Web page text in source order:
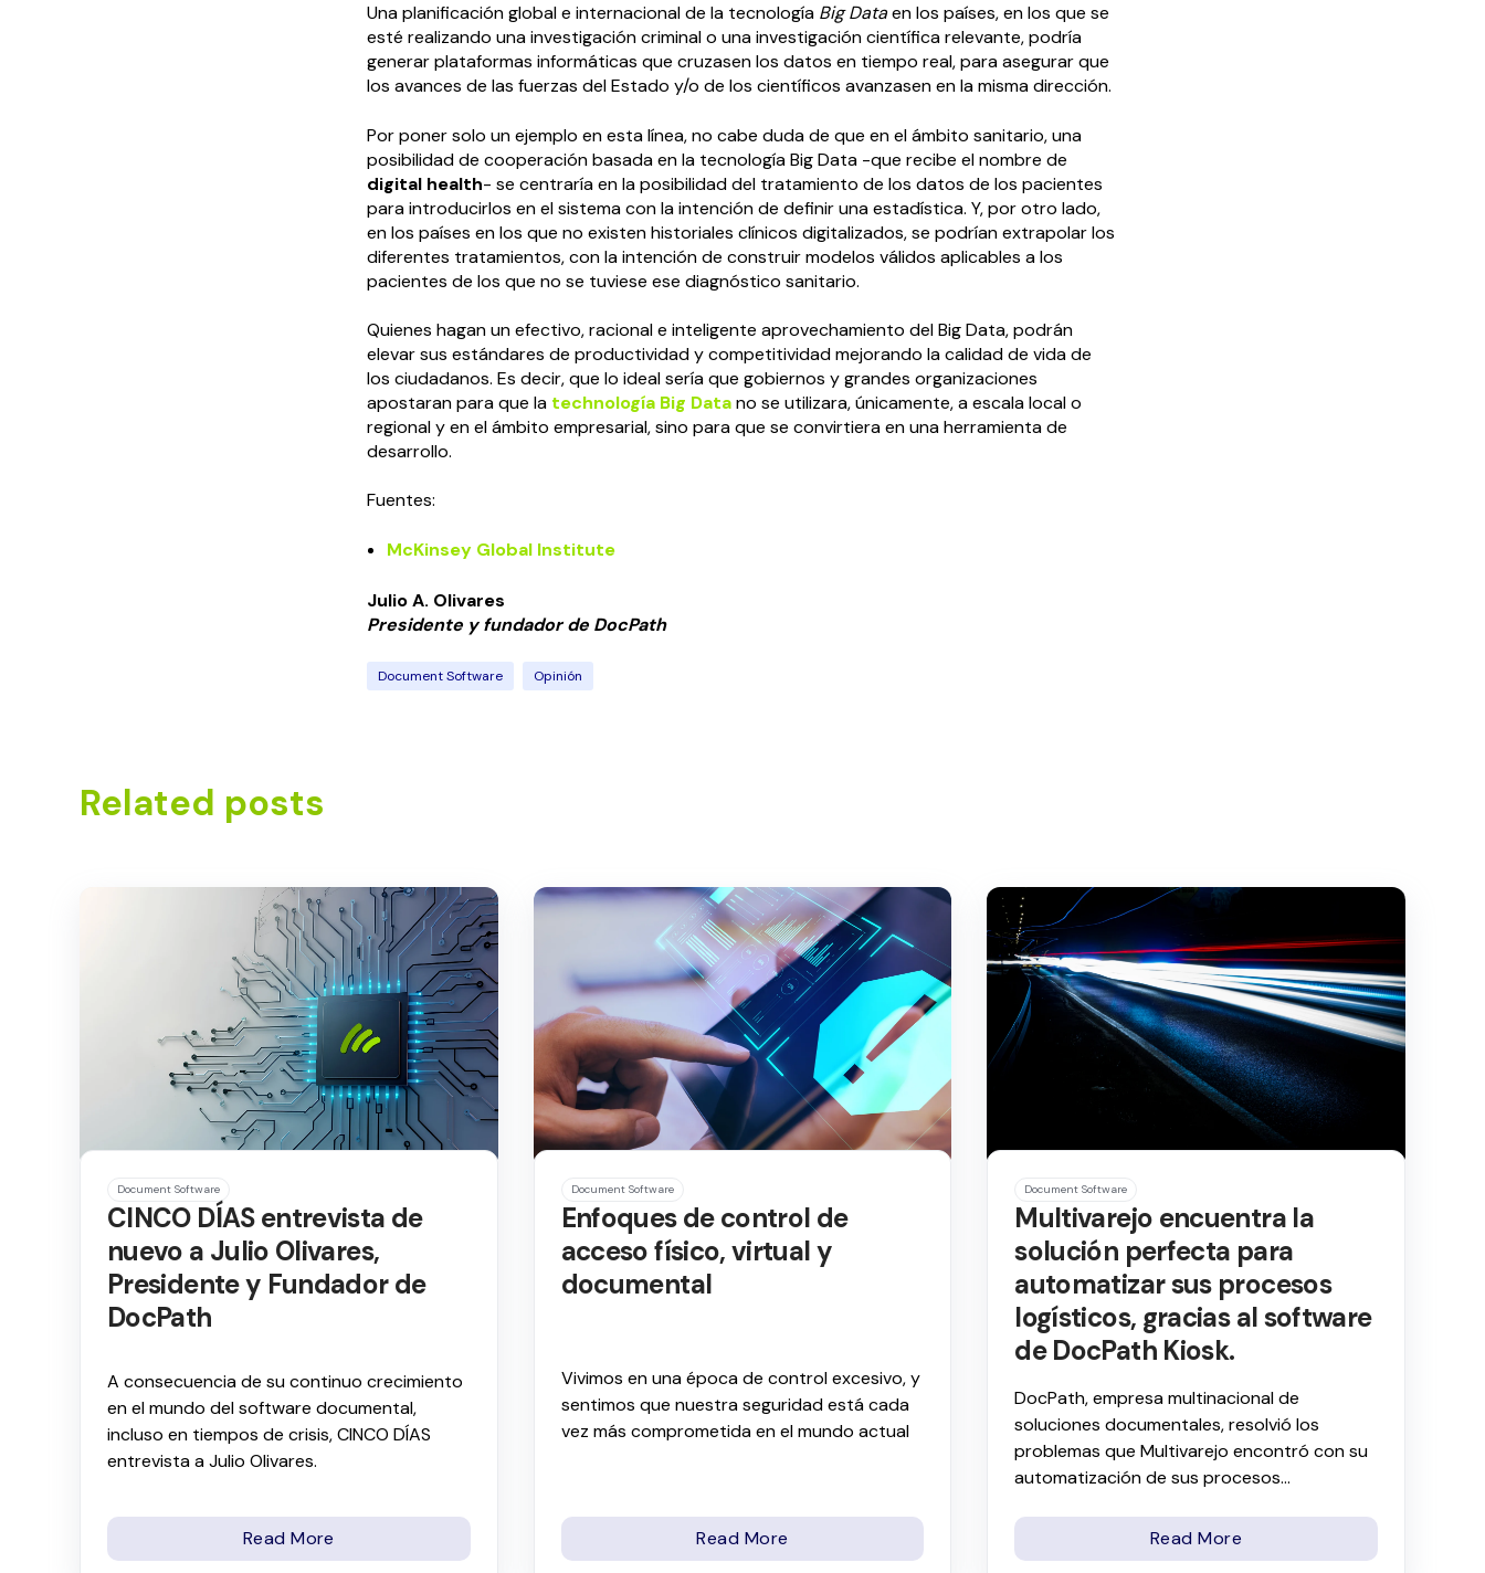
Una planificación global e internacional de la tecnología Big Dataen los países, en los que se
esté realizando una investigación criminal o una investigación científica relevante, podría
generar plataformas informáticas que cruzasen los datos en tiempo real, para asegurar que
los avances de las fuerzas del Estado y/o de los científicos avanzasen en la misma dirección.
Por poner solo un ejemplo en esta línea, no cabe duda de que en el ámbito sanitario, una
posibilidad de cooperación basada en la tecnología Big Data -que recibe el nombre de
digital health- se centraría en la posibilidad del tratamiento de los datos de los pacientes
para introducirlos en el sistema con la intención de definir una estadística. Y, por otro lado,
en los países en los que no existen historiales clínicos digitalizados, se podrían extrapolar los
diferentes tratamientos, con la intención de construir modelos válidos aplicables a los
pacientes de los que no se tuviese ese diagnóstico sanitario.
Quienes hagan un efectivo, racional e inteligente aprovechamiento del Big Data, podrán
elevar sus estándares de productividad y competitividad mejorando la calidad de vida de
los ciudadanos. Es decir, que lo ideal sería que gobiernos y grandes organizaciones
apostaran para que la technología Big Datano se utilizara, únicamente, a escala local o
regional y en el ámbito empresarial, sino para que se convirtiera en una herramienta de
desarrollo.
Fuentes:
McKinsey Global Institute
Julio A. Olivares
Presidente y fundador de DocPath
Document Software Opinión
Related posts
Document Software
CINCO DÍAS entrevista de
nuevo a Julio Olivares,
Presidente y Fundador de
DocPath
A consecuencia de su continuo crecimiento
en el mundo del software documental,
incluso en tiempos de crisis, CINCO DÍAS
entrevista a Julio Olivares.
Read More
Document Software
Enfoques de control de
acceso físico, virtual y
documental
Vivimos en una época de control excesivo, y
sentimos que nuestra seguridad está cada
vez más comprometida en el mundo actual
Read More
Document Software
Multivarejo encuentra la
solución perfecta para
automatizar sus procesos
logísticos, gracias al software
de DocPath Kiosk.
DocPath, empresa multinacional de
soluciones documentales, resolvió los
problemas que Multivarejo encontró con su
automatización de sus procesos...
Read More